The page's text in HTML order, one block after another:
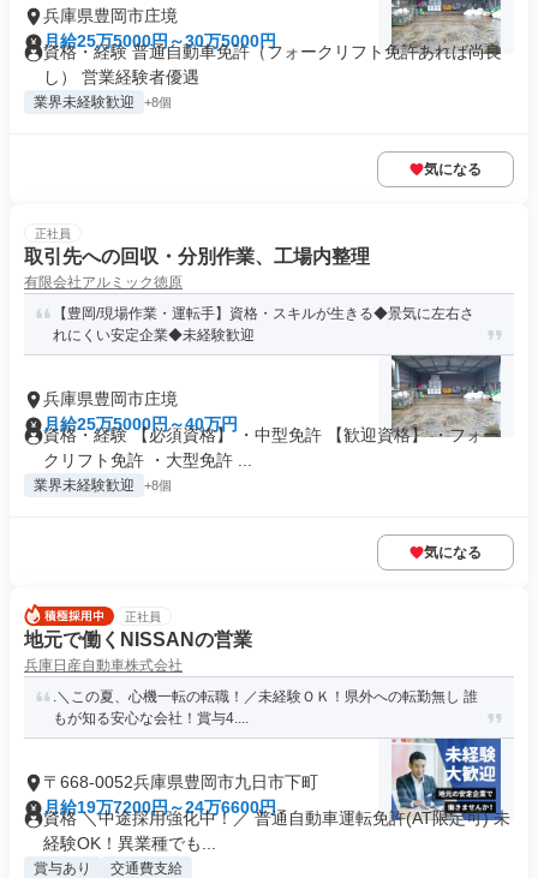
兵庫県豊岡市庄境
月給25万5000円～30万5000円
資格・経験 普通自動車免許（フォークリフト免許あれば尚良
し） 営業経験者優遇
業界未経験歓迎 +8個
気になる
正社員
取引先への回収・分別作業、工場内整理
有限会社アルミック徳原
【豊岡/現場作業・運転手】資格・スキルが生きる◆景気に左右さ
れにくい安定企業◆未経験歓迎
兵庫県豊岡市庄境
月給25万5000円～40万円
資格・経験 【必須資格】 ・中型免許 【歓迎資格】 ・フォー
クリフト免許 ・大型免許 ...
業界未経験歓迎 +8個
気になる
正社員
地元で働くNISSANの営業
兵庫日産自動車株式会社
.＼この夏、心機一転の転職！／未経験ＯＫ！県外への転勤無し 誰
もが知る安心な会社！賞与4....
〒668-0052兵庫県豊岡市九日市下町
月給19万7200円～24万6600円
資格 ＼中途採用強化中！／ 普通自動車運転免許(AT限定可) 未
経験OK！異業種でも...
賞与あり 交通費支給